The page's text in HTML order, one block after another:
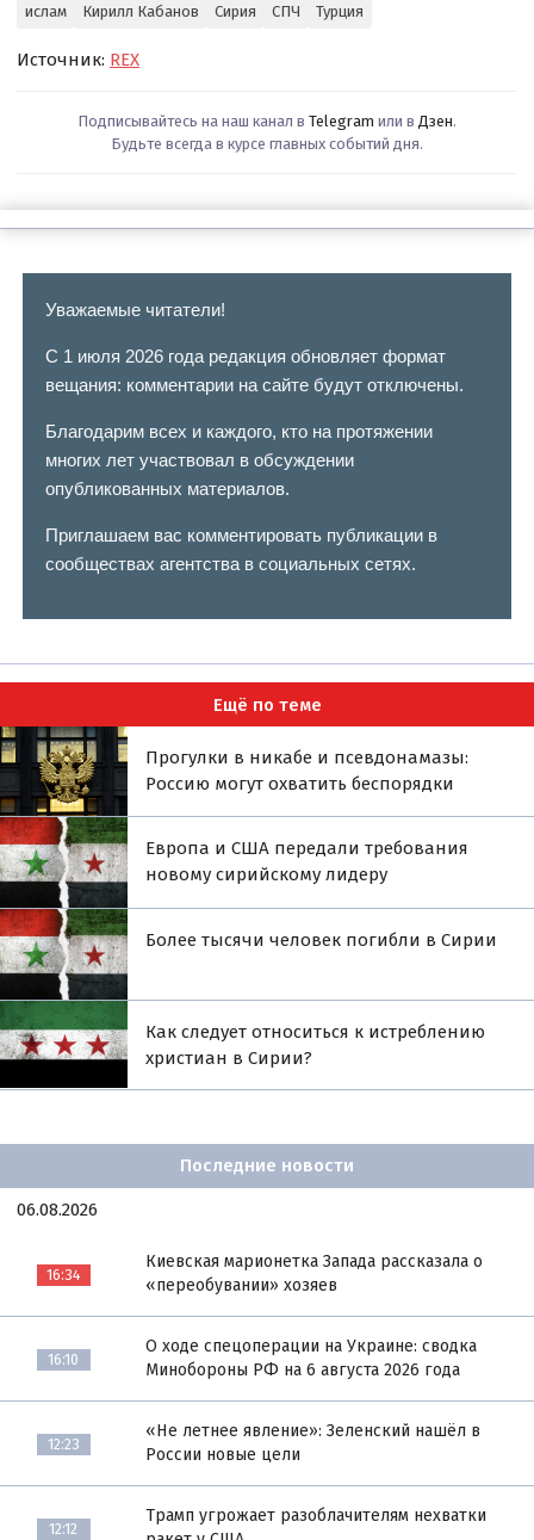
ислам Кирилл Кабанов Сирия СПЧ Турция
Источник: REX
Подписывайтесь на наш канал в Telegram или в Дзен.
Будьте всегда в курсе главных событий дня.
Уважаемые читатели!
С 1 июля 2026 года редакция обновляет формат
вещания: комментарии на сайте будут отключены.
Благодарим всех и каждого, кто на протяжении
многих лет участвовал в обсуждении
опубликованных материалов.
Приглашаем вас комментировать публикации в
сообществах агентства в социальных сетях.
Ещё по теме
Прогулки в никабе и псевдонамазы:
Россию могут охватить беспорядки
Европа и США передали требования
новому сирийскому лидеру
Более тысячи человек погибли в Сирии
Как следует относиться к истреблению
христиан в Сирии?
Последние новости
06.08.2026
16:34
Киевская марионетка Запада рассказала о
«переобувании» хозяев
16:10
О ходе спецоперации на Украине: сводка
Минобороны РФ на 6 августа 2026 года
12:23
«Не летнее явление»: Зеленский нашёл в
России новые цели
12:12
Трамп угрожает разоблачителям нехватки